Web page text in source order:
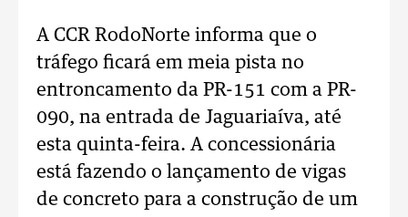
A CCR RodoNorte informa que o
tráfego ficará em meia pista no
entroncamento da PR-151 com a PR-
090, na entrada de Jaguariaíva, até
esta quinta-feira. A concessionária
está fazendo o lançamento de vigas
de concreto para a construção de um